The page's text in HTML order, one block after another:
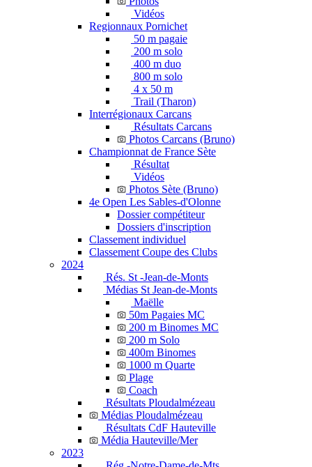
Vidéos
Regionnaux Pornichet
50 m pagaie
200 m solo
400 m duo
800 m solo
4 x 50 m
Trail (Tharon)
Interrégionaux Carcans
Résultats Carcans
Photos Carcans (Bruno)
Championnat de France Sète
Résultat
Vidéos
Photos Sète (Bruno)
4e Open Les Sables-d'Olonne
Dossier compétiteur
Dossiers d'inscription
Classement individuel
Classement Coupe des Clubs
2024
Rés. St -Jean-de-Monts
Médias St Jean-de-Monts
Maëlle
50m Pagaies MC
200 m Binomes MC
200 m Solo
400m Binomes
1000 m Quarte
Plage
Coach
Résultats Ploudalmézeau
Médias Ploudalmézeau
Résultats CdF Hauteville
Média Hauteville/Mer
2023